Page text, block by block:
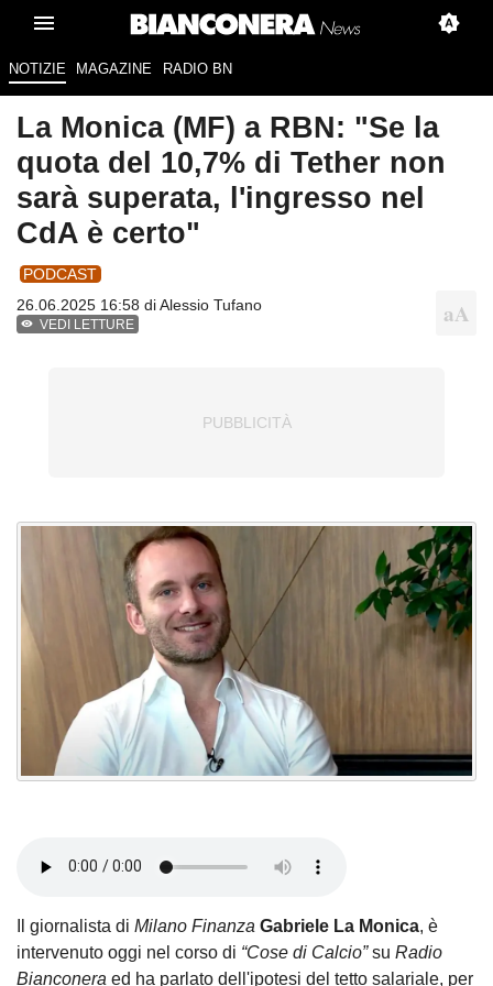
NOTIZIE MAGAZINE RADIO BN
La Monica (MF) a RBN: "Se la
quota del 10,7% di Tether non
sarà superata, l'ingresso nel
CdA è certo"
PODCAST
26.06.2025 16:58 diAlessio Tufano
VEDI LETTURE
Il giornalista di Milano Finanza Gabriele La Monica, è
intervenuto oggi nel corso di “Cose di Calcio”su Radio
Bianconera ed ha parlato dell'ipotesi del tetto salariale, per